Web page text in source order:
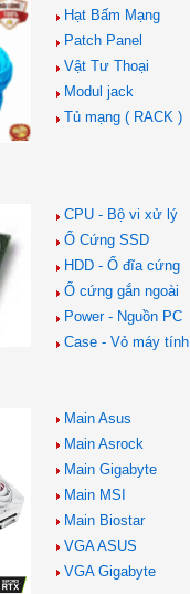
Hạt Bấm Mạng
Patch Panel
Vật Tư Thoại
Modul jack
Tủ mạng ( RACK )
CPU - Bộ vi xử lý
Ổ Cứng SSD
HDD - Ổ đĩa cứng
Ổ cứng gắn ngoài
Power - Nguồn PC
Case - Vỏ máy tính
Main Asus
Main Asrock
Main Gigabyte
Main MSI
Main Biostar
VGA ASUS
VGA Gigabyte